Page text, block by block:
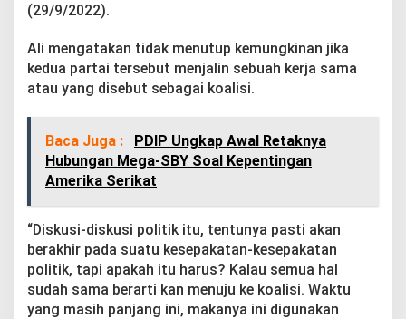
u
s
J
C
a
r
e
(29/9/2022).
Ali mengatakan tidak menutup kemungkinan jika
kedua partai tersebut menjalin sebuah kerja sama
atau yang disebut sebagai koalisi.
Baca Juga :
PDIP Ungkap Awal Retaknya
Hubungan Mega-SBY Soal Kepentingan
Amerika Serikat
“Diskusi-diskusi politik itu, tentunya pasti akan
berakhir pada suatu kesepakatan-kesepakatan
politik, tapi apakah itu harus? Kalau semua hal
sudah sama berarti kan menuju ke koalisi. Waktu
yang masih panjang ini, makanya ini digunakan